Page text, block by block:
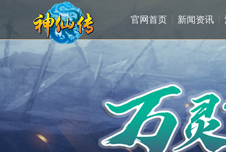
官网首页 新闻资讯